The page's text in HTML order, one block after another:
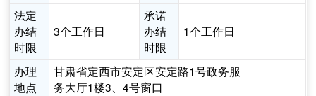
法定
办结
时限
3个工作日
承诺
办结
时限
1个工作日
办理
地点
甘肃省定西市安定区安定路1号政务服
务大厅1楼3、4号窗口